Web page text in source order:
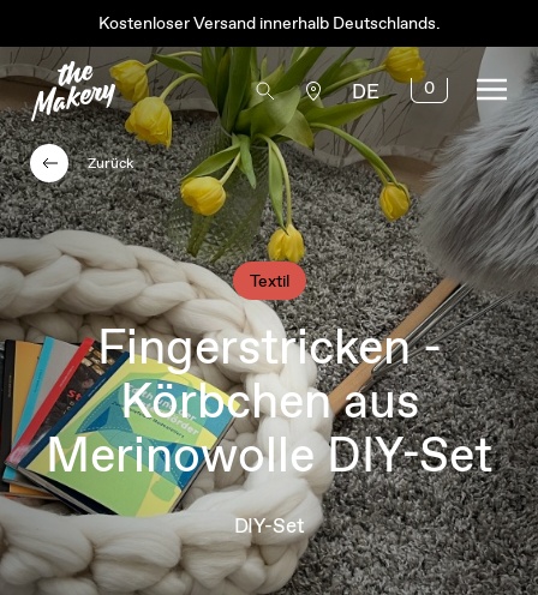
Kostenloser Versand innerhalb Deutschlands.
DE 0
Textil
Fingerstricken -
Körbchen aus
Merinowolle DIY-Set
DIY-Set
Zurück